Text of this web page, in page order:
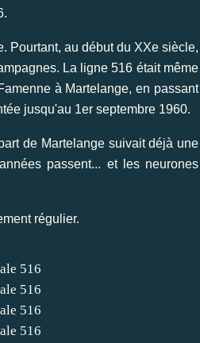
Pourtant, au début du XXe siècle,
La ligne 516 était même
à Martelange, en passant
jusqu'au 1er septembre 1960.
de Martelange suivait déjà une
passent... et les neurones
régulier.